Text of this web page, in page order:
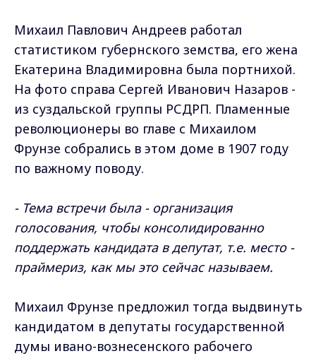
Михаил Павлович Андреев работал
статистиком губернского земства, его жена
Екатерина Владимировна была портнихой.
На фото справа Сергей Иванович Назаров -
из суздальской группы РСДРП. Пламенные
революционеры во главе с Михаилом
Фрунзе собрались в этом доме в 1907 году
по важному поводу.
- Тема встречи была - организация
голосования, чтобы консолидированно
поддержать кандидата в депутат, т.е. место -
праймериз, как мы это сейчас называем.
Михаил Фрунзе предложил тогда выдвинуть
кандидатом в депутаты государственной
думы ивано-вознесенского рабочего